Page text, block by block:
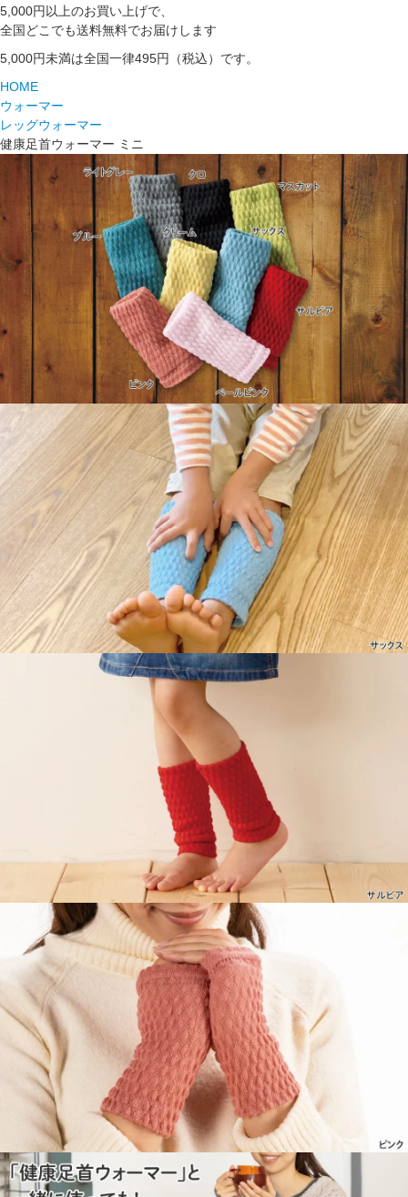
5,000円以上のお買い上げで、
全国どこでも送料無料でお届けします
5,000円未満は全国一律495円（税込）です。
HOME
ウォーマー
レッグウォーマー
健康足首ウォーマー ミニ